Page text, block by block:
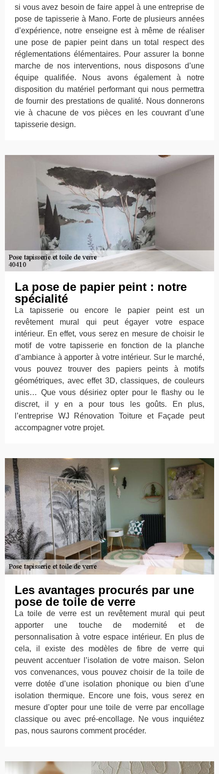
si vous avez besoin de faire appel à une entreprise de
pose de tapisserie à Mano. Forte de plusieurs années
d’expérience, notre enseigne est à même de réaliser
une pose de papier peint dans un total respect des
réglementations élémentaires. Pour assurer la bonne
marche de nos interventions, nous disposons d’une
équipe qualifiée. Nous avons également à notre
disposition du matériel performant qui nous permettra
de fournir des prestations de qualité. Nous donnerons
vie à chacune de vos pièces en les couvrant d’une
tapisserie design.
La pose de papier peint : notre
spécialité
La tapisserie ou encore le papier peint est un
revêtement mural qui peut égayer votre espace
intérieur. En effet, vous serez en mesure de choisir le
motif de votre tapisserie en fonction de la planche
d’ambiance à apporter à votre intérieur. Sur le marché,
vous pouvez trouver des papiers peints à motifs
géométriques, avec effet 3D, classiques, de couleurs
unis… Que vous désiriez opter pour le flashy ou le
discret, il y en a pour tous les goûts. En plus,
l’entreprise WJ Rénovation Toiture et Façade peut
accompagner votre projet.
Les avantages procurés par une
pose de toile de verre
La toile de verre est un revêtement mural qui peut
apporter une touche de modernité et de
personnalisation à votre espace intérieur. En plus de
cela, il existe des modèles de fibre de verre qui
peuvent accentuer l’isolation de votre maison. Selon
vos convenances, vous pouvez choisir de la toile de
verre dotée d’une isolation phonique ou bien d’une
isolation thermique. Encore une fois, vous serez en
mesure d’opter pour une toile de verre par encollage
classique ou avec pré-encollage. Ne vous inquiétez
pas, nous saurons comment procéder.